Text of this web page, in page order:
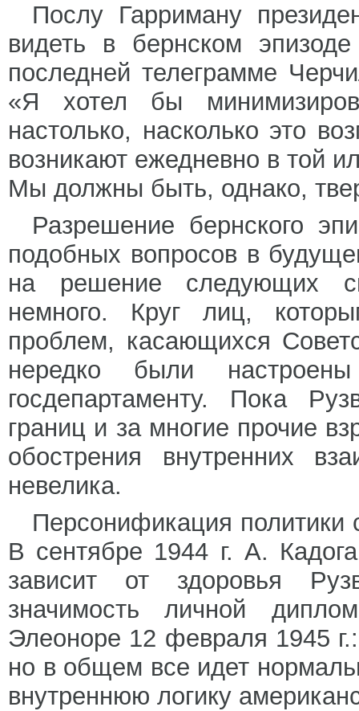
Послу Гарриману
видеть в бернском
последней телеграмме
«Я хотел бы
настолько, насколько это
возникают ежедневно в той
Мы должны быть, однако,
Разрешение бернского
подобных вопросов в
на решение следующих
немного. Круг лиц,
проблем, касающихся
нередко были
госдепартаменту. Пока
границ и за многие прочие
обострения внутренних
невелика.
Персонификация политики
В сентябре 1944 г. А.
зависит от здоровья
значимость личной
Элеоноре 12 февраля 1945
но в общем все идет
внутреннюю логику